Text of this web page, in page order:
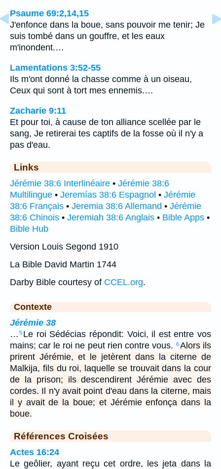
Psaume 69:2,14,15
J'enfonce dans la boue, sans pouvoir me tenir; Je
suis tombé dans un gouffre, et les eaux
m'inondent.…
Lamentations 3:52-55
Ils m'ont donné la chasse comme à un oiseau,
Ceux qui sont à tort mes ennemis.…
Zacharie 9:11
Et pour toi, à cause de ton alliance scellée par le
sang, Je retirerai tes captifs de la fosse où il n'y a
pas d'eau.
Links
Jérémie 38:6 Interlinéaire • Jérémie 38:6
Multilingue • Jeremías 38:6 Espagnol • Jérémie
38:6 Français • Jeremia 38:6 Allemand • Jérémie
38:6 Chinois • Jeremiah 38:6 Anglais • Bible Apps •
Bible Hub
Version Louis Segond 1910
La Bible David Martin 1744
Darby Bible courtesy of CCEL.org.
Contexte
Jérémie 38
… 5 Le roi Sédécias répondit: Voici, il est entre vos
mains; car le roi ne peut rien contre vous. 6Alors ils
prirent Jérémie, et le jetèrent dans la citerne de
Malkija, fils du roi, laquelle se trouvait dans la cour
de la prison; ils descendirent Jérémie avec des
cordes. Il n'y avait point d'eau dans la citerne, mais
il y avait de la boue; et Jérémie enfonça dans la
boue.
Références Croisées
Actes 16:24
Le geôlier, ayant reçu cet ordre, les jeta dans la